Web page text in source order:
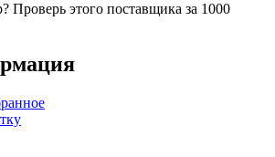
Проверь этого поставщика за 1000